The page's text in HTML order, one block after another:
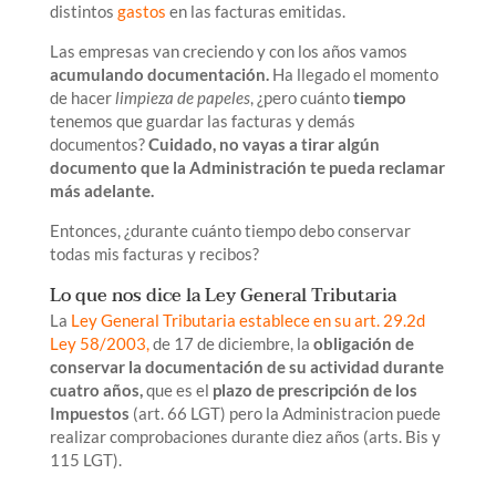
distintos gastos en las facturas emitidas.
Las empresas van creciendo y con los años vamos
acumulando documentación. Ha llegado el momento
de hacerlimpieza de papeles, ¿pero cuántotiempo
tenemos que guardar las facturas y demás
documentos?Cuidado, no vayas a tirar algún
documento que la Administración te pueda reclamar
más adelante.
Entonces, ¿durante cuánto tiempo debo conservar
todas mis facturas y recibos?
Lo que nos dice la Ley General Tributaria
La Ley General Tributaria establece en su art. 29.2d
Ley 58/2003,de 17 de diciembre, la obligación de
conservar la documentación de su actividad durante
cuatro años,que es el plazo de prescripción de los
Impuestos (art. 66 LGT) pero la Administracion puede
realizar comprobaciones durante diez años (arts. Bis y
115 LGT).